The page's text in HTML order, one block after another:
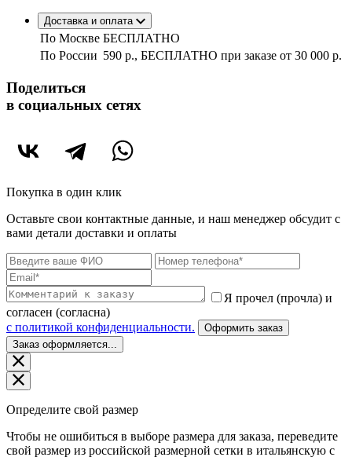
Доставка и оплата
По Москве БЕСПЛАТНО
По России 590 р., БЕСПЛАТНО при заказе от 30 000 р.
Поделиться
в социальных сетях
Покупка в один клик
Оставьте свои контактные данные, и наш менеджер обсудит с
вами детали доставки и оплаты
Я прочел (прочла) и
согласен (согласна)
c политикой конфиденциальности.
Оформить заказ
Заказ оформляется...
Определите свой размер
Чтобы не ошибиться в выборе размера для заказа, переведите
свой размер из российской размерной сетки в итальянскую с